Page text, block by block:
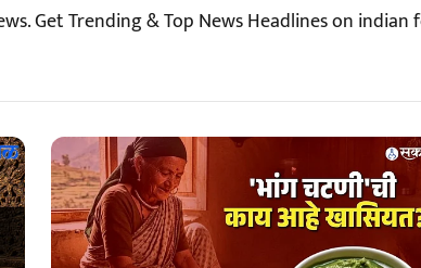
Get Trending & Top News Headlines on